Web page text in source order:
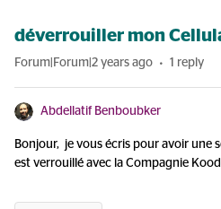
déverrouiller mon
Forum|Forum|2 years ago 1 reply
Abdellatif Benboubker
Bonjour, je vous écris pour avoir une
est verrouillé avec la Compagnie